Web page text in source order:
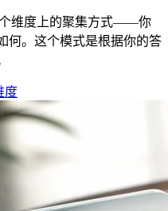
个维度上的聚集方式——你
何。这个模式是根据你的答
度